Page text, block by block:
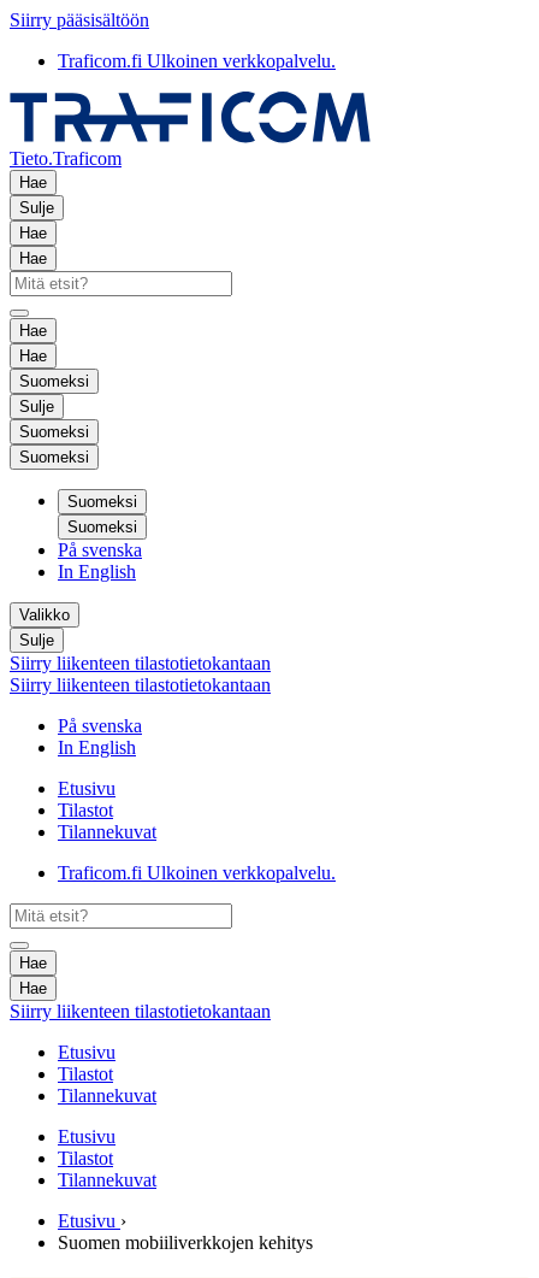
Siirry pääsisältöön
Traficom.fi Ulkoinen verkkopalvelu.
Tieto.Traficom
Hae
Sulje
Hae
Hae
Hae
Hae
Suomeksi
Sulje
Suomeksi
Suomeksi
Suomeksi
Suomeksi
På svenska
In English
Valikko
Sulje
Siirry liikenteen tilastotietokantaan
Siirry liikenteen tilastotietokantaan
På svenska
In English
Etusivu
Tilastot
Tilannekuvat
Traficom.fi Ulkoinen verkkopalvelu.
Hae
Hae
Siirry liikenteen tilastotietokantaan
Etusivu
Tilastot
Tilannekuvat
Etusivu
Tilastot
Tilannekuvat
Etusivu ›
Suomen mobiiliverkkojen kehitys